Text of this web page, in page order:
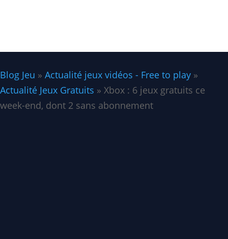
Blog Jeu » Actualité jeux vidéos - Free to play »
Actualité Jeux Gratuits » Xbox : 6 jeux gratuits ce
week-end, dont 2 sans abonnement